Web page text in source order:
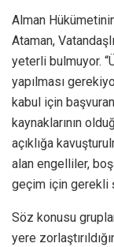
Alman
Ataman,
yeterli bulmuyor.
yapılması
kabul için
kaynaklarının
açıklığa
alan engelliler,
geçim için gerekli
Söz konusu
yere